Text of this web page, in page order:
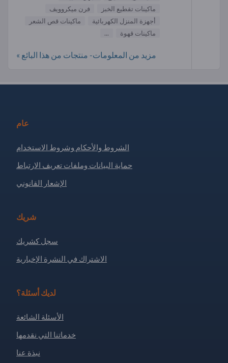
ماكينات تقطيع الخبز
فرن ميكروويف
أجهزة المنزل الكهربائية
ماكينات قص الشعر
ماكينات قهوة
...
مزيد من المعلومات- منتجات من هذا البائع »
عام
الشروط والأحكام وشروط الاستخدام
حماية البيانات وملفات تعريف الارتباط
الإشعار القانوني
شريك
سجل كشريك
الاشتراك في النشرة الإخبارية
لديك أسئلة؟
الأسئلة الشائعة
خدماتنا التي نقدمها
نبذة عنا